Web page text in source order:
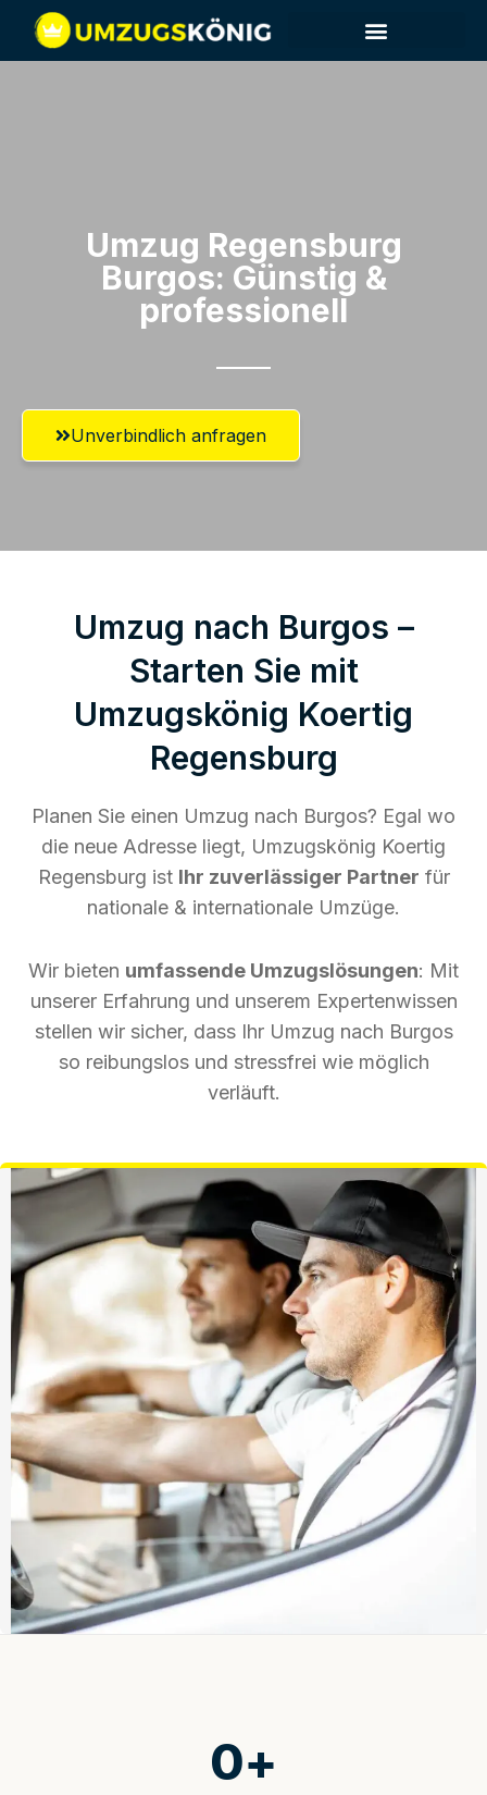
Umzug Regensburg​
Burgos: Günstig &
professionell​
Unverbindlich anfragen
Umzug nach Burgos –
Starten Sie mit
Umzugskönig Koertig
Regensburg
Planen Sie einen Umzug nach Burgos? Egal wo
die neue Adresse liegt, Umzugskönig Koertig
Regensburg ist Ihr zuverlässiger Partner für
nationale & internationale Umzüge.
Wir bieten umfassende Umzugslösungen: Mit
unserer Erfahrung und unserem Expertenwissen
stellen wir sicher, dass Ihr Umzug nach Burgos
so reibungslos und stressfrei wie möglich
verläuft.
0+